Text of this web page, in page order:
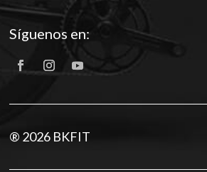
Síguenos en:
® 2026 BKFIT